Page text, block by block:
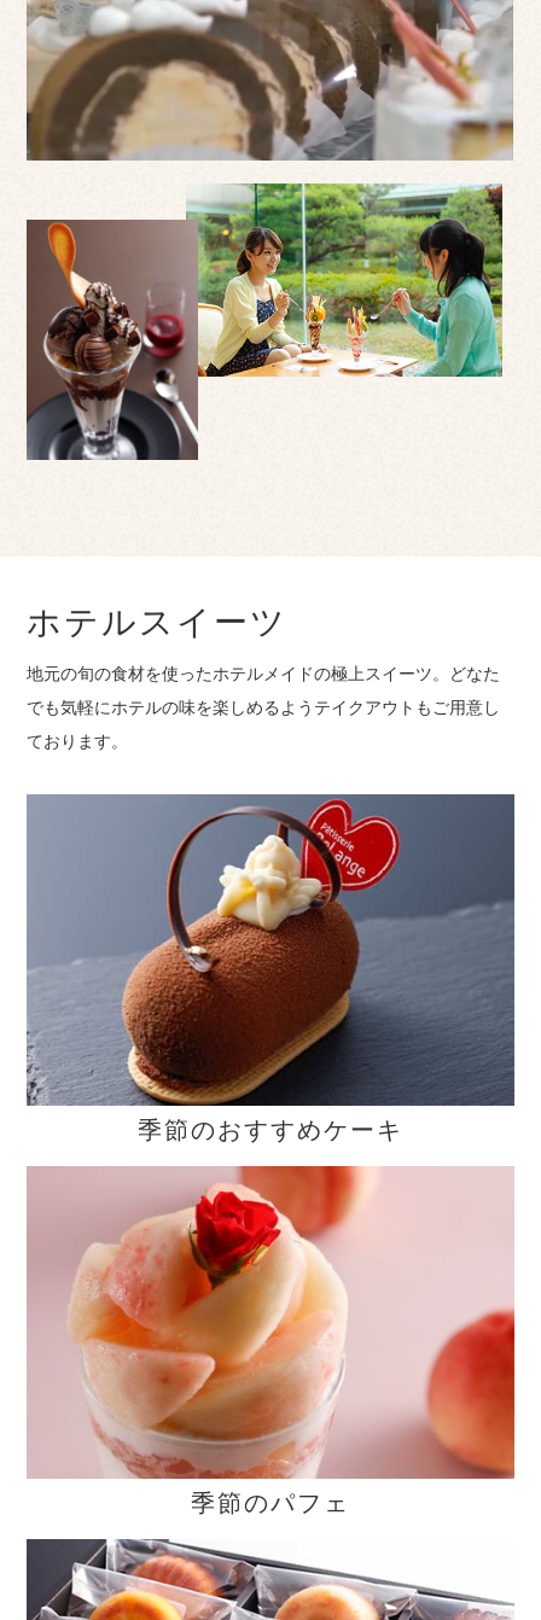
ホテルスイーツ
地元の旬の食材を使ったホテルメイドの極上スイーツ。 どなた
でも気軽にホテルの味を楽しめるようテイクアウトもご用意し
ております。
季節のおすすめケーキ
季節のパフェ